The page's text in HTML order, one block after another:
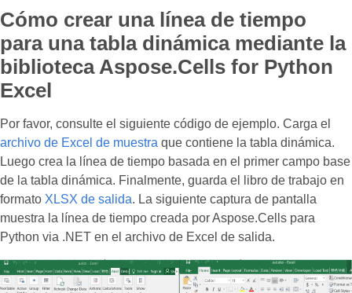
Cómo crear una línea de tiempo
para una tabla dinámica mediante la
biblioteca Aspose.Cells for Python
Excel
Por favor, consulte el siguiente código de ejemplo. Carga el
archivo de Excel de muestra que contiene la tabla dinámica.
Luego crea la línea de tiempo basada en el primer campo base
de la tabla dinámica. Finalmente, guarda el libro de trabajo en
formato XLSX de salida. La siguiente captura de pantalla
muestra la línea de tiempo creada por Aspose.Cells para
Python via .NET en el archivo de Excel de salida.